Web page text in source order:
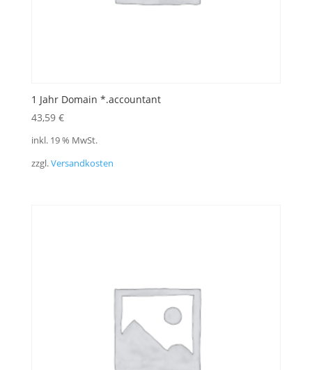
1 Jahr Domain *.accountant
43,59 €
inkl. 19 % MwSt.
zzgl.Versandkosten